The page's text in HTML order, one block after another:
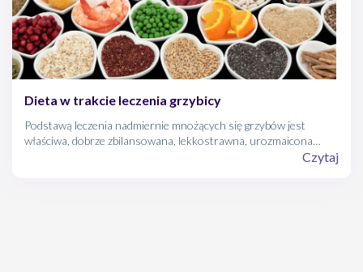
Dieta w trakcie leczenia grzybicy
Podstawą leczenia nadmiernie mnożących się grzybów jest
właściwa, dobrze zbilansowana, lekkostrawna, urozmaicona
dieta. Bez niej żadne leczenie nie ma sensu – będzie zwyczajnie
Czytaj